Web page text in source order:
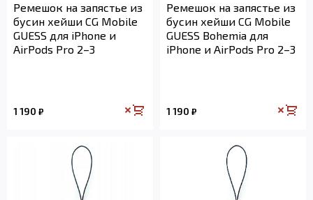
Ремешок на запястье из
бусин хейши CG Mobile
GUESS для iPhone и
AirPods Pro 2–3
1 190 ₽
Ремешок на запястье из
бусин хейши CG Mobile
GUESS Bohemia для
iPhone и AirPods Pro 2–3
1 190 ₽